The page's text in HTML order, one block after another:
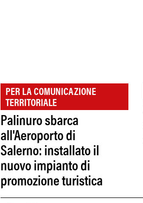
PER LA COMUNICAZIONE
TERRITORIALE
Palinuro sbarca
all'Aeroporto di
Salerno: installato il
nuovo impianto di
promozione turistica